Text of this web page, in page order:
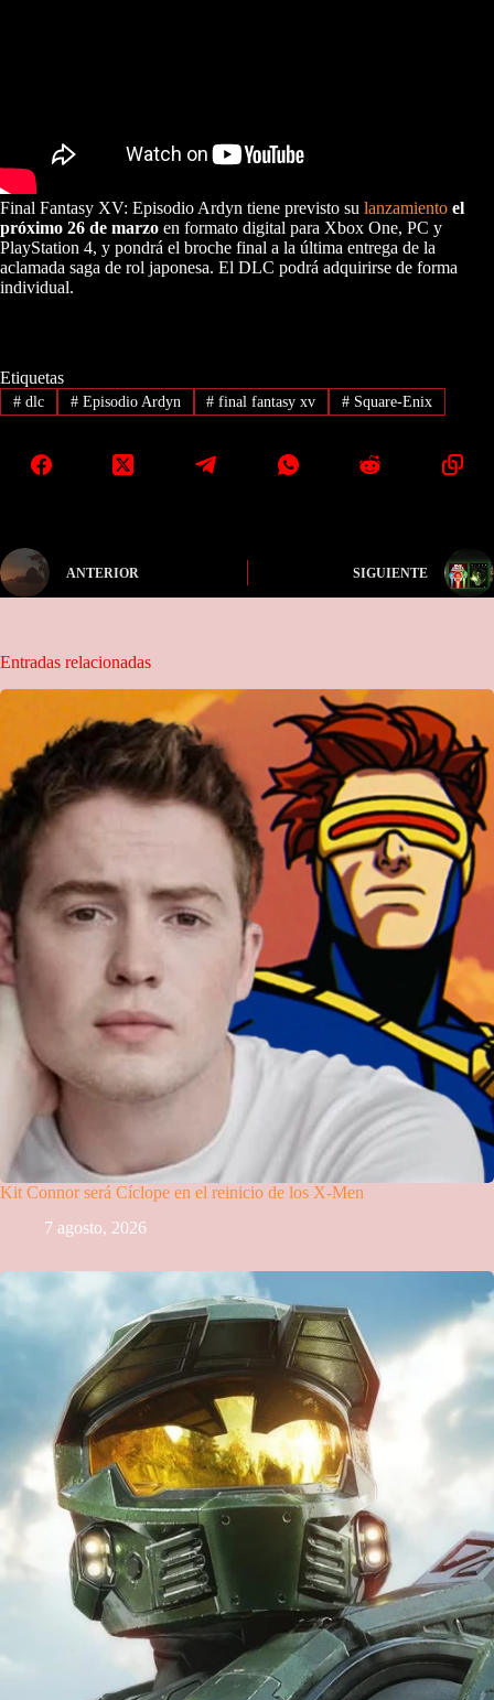
Final Fantasy XV: Episodio Ardyn tiene previsto su lanzamiento el
próximo 26 de marzo en formato digital para Xbox One, PC y
PlayStation 4, y pondrá el broche final a la última entrega de la
aclamada saga de rol japonesa. El DLC podrá adquirirse de forma
individual.
Etiquetas
#dlc #Episodio Ardyn # final fantasy xv # Square-Enix
ANTERIOR SIGUIENTE
Entradas relacionadas
Kit Connor será Cíclope en el reinicio de los X-Men
7 agosto, 2026